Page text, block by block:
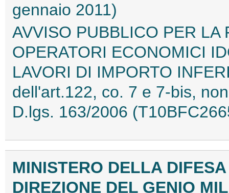
gennaio 2011)
AVVISO PUBBLICO PER
OPERATORI ECONOMICI
LAVORI DI IMPORTO
dell'art.122, co. 7 e 7-bis,
D.lgs. 163/2006
MINISTERO DELLA DIFESA
DIREZIONE DEL GENIO